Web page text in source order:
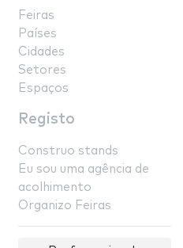
Feiras
Países
Cidades
Setores
Espaços
Registo
Construo stands
Eu sou uma agência de
acolhimento
Organizo Feiras